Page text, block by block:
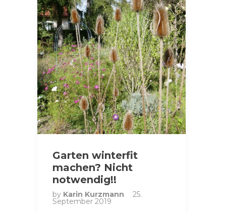
Garten winterfit
machen? Nicht
notwendig!!
by Karin Kurzmann 25.
September 2019